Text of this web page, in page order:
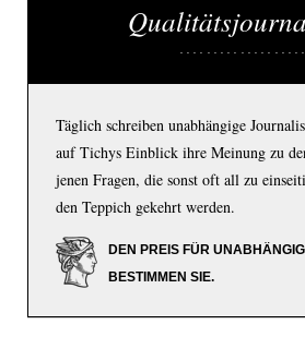
Täglich schreiben unabhängige
auf Tichys Einblick ihre Meinung zu
jenen Fragen, die sonst oft all zu
den Teppich gekehrt werden.
DEN PREIS FÜR
BESTIMMEN SIE.